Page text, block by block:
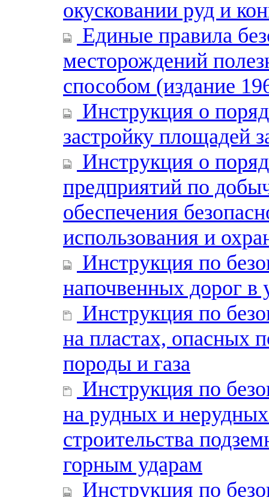
окусковании руд и
Единые правила
месторождений
способом (издание
Инструкция о
застройку площадей
Инструкция о
предприятий по
обеспечения
использования и
Инструкция по
напочвенных дорог в
Инструкция по
на пластах, опасных
породы и газа
Инструкция по
на рудных и
строительства
горным ударам
Инструкция по